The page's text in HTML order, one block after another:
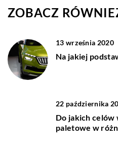
ZOBACZ
13 września 2020
Na jakiej
22 października
Do jakich celów
paletowe w